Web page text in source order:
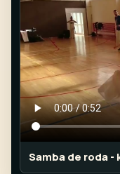
Samba de roda -